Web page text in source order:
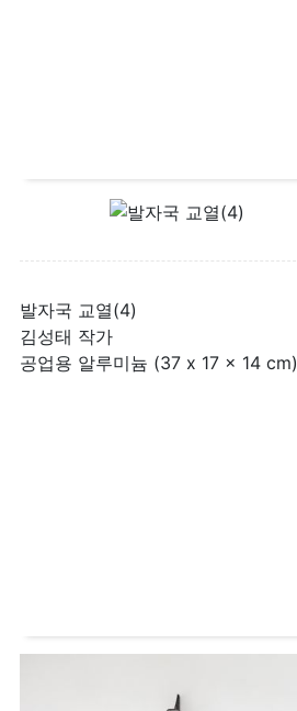
발자국 교열(4)
김성태 작가
공업용 알루미늄 (37 x 17 x 14 cm)